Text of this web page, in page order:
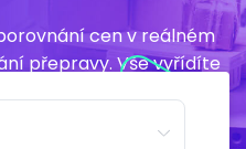
cen v reálném
přepravy. Vše vyřídíte